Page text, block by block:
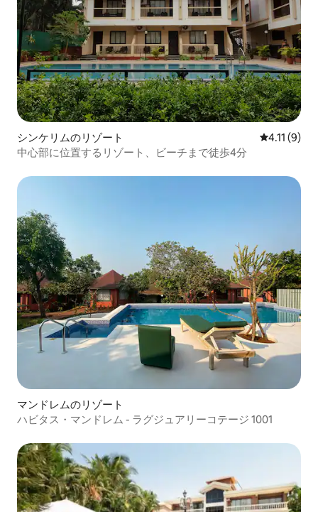
シンケリムのリゾート レビュー9
4.11 (9)
中心部に位置するリゾート、ビーチまで徒歩4分
マンドレムのリゾート
ハビタス・マンドレム - ラグジュアリーコテージ 1001